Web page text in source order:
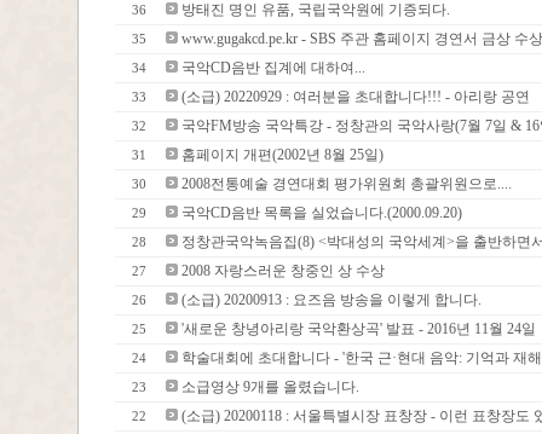
36 방태진 명인 유품, 국립국악원에 기증되다.
35 www.gugakcd.pe.kr - SBS 주관 홈페이지 경연서 금상 수상
34 국악CD음반 집계에 대하여...
33 (소급) 20220929 : 여러분을 초대합니다!!! - 아리랑 공연
32 국악FM방송 국악특강 - 정창관의 국악사랑(7월 7일 &
31 홈페이지 개편(2002년 8월 25일)
30 2008전통예술 경연대회 평가위원회 총괄위원으로....
29 국악CD음반 목록을 실었습니다.(2000.09.20)
28 정창관국악녹음집(8) <박대성의 국악세계>을 출반하면
27 2008 자랑스러운 창중인 상 수상
26 (소급) 20200913 : 요즈음 방송을 이렇게 합니다.
25 '새로운 창녕아리랑 국악환상곡' 발표 - 2016년 11월 24일
24 학술대회에 초대합니다 - '한국 근·현대 음악: 기억과 재
23 소급영상 9개를 올렸습니다.
22 (소급) 20200118 : 서울특별시장 표창장 - 이런 표창장도